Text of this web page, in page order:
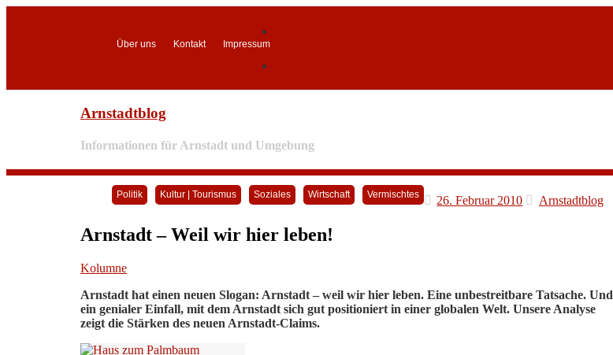
Über uns Kontakt Impressum
Arnstadtblog
Informationen für Arnstadt und Umgebung
Politik Kultur | Tourismus Soziales Wirtschaft Vermischtes 26. Februar 2010 Arnstadtblog
Arnstadt – Weil wir hier leben!
Kolumne
Arnstadt hat einen neuen Slogan: Arnstadt – weil wir hier leben. Eine unbestreitbare Tatsache. Und
ein genialer Einfall, mit dem Arnstadt sich gut positioniert in einer globalen Welt. Unsere Analyse
zeigt die Stärken des neuen Arnstadt-Claims.